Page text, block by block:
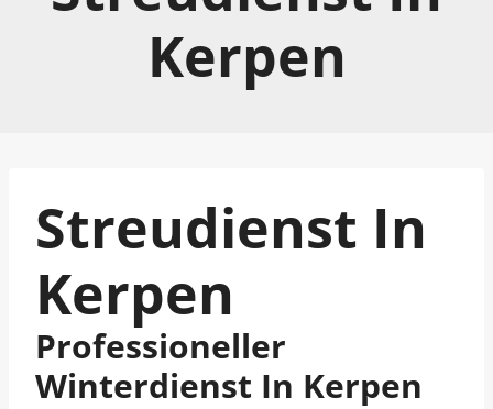
Kerpen
Streudienst In
Kerpen
Professioneller
Winterdienst In Kerpen